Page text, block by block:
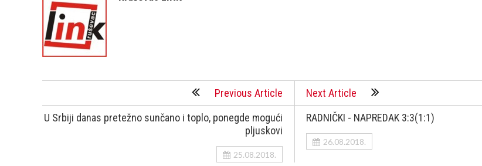
Previous Article
U Srbiji danas pretežno sunčano i toplo, ponegde mogući
pljuskovi
25.08.2018.
Next Article
RADNIČKI - NAPREDAK 3:3(1:1)
26.08.2018.